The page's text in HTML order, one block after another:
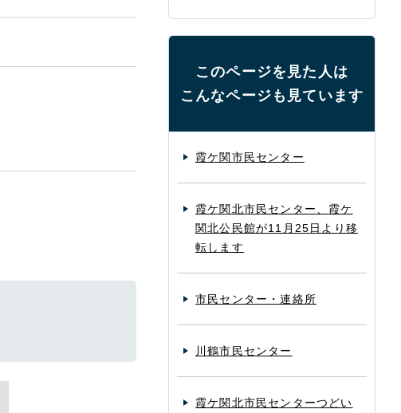
このページを見た人は
こんなページも見ています
霞ケ関市民センター
霞ケ関北市民センター、霞ケ
関北公民館が11月25日より移
転します
市民センター・連絡所
川鶴市民センター
霞ケ関北市民センターつどい